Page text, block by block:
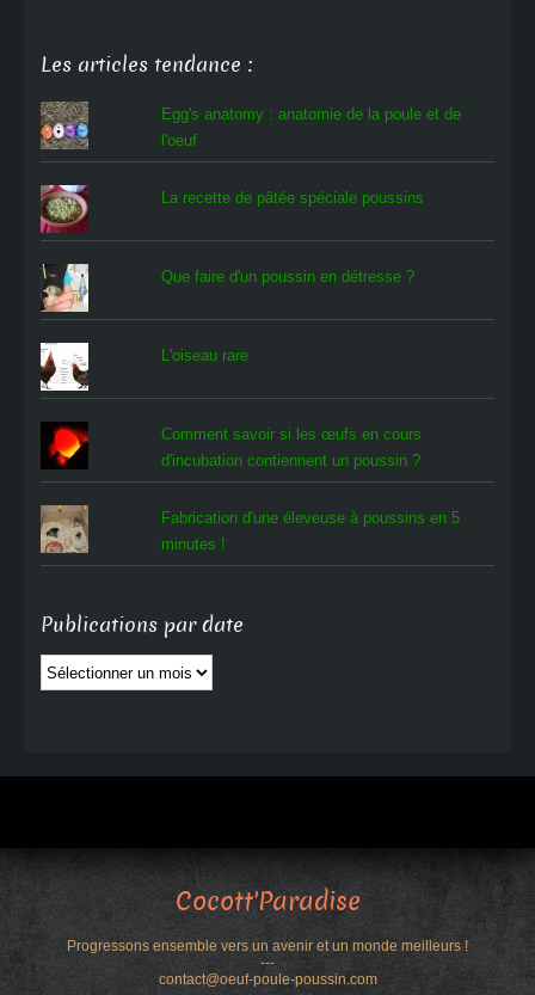
Les articles tendance :
Egg's anatomy : anatomie de la poule et de
l'oeuf
La recette de pâtée spéciale poussins
Que faire d'un poussin en détresse ?
L'oiseau rare
Comment savoir si les œufs en cours
d'incubation contiennent un poussin ?
Fabrication d'une éleveuse à poussins en 5
minutes !
Publications par date
Publications
par
Cocott'Paradise
Progressons ensemble vers un avenir et un monde meilleurs !
---
contact@oeuf-poule-poussin.com